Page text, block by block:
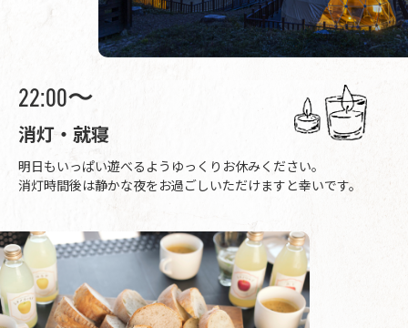
22:00〜
消灯・就寝
明日もいっぱい遊べるようゆっくりお休みください。
消灯時間後は静かな夜をお過ごしいただけますと幸いです。